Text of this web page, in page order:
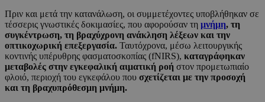
Πριν και μετά την κατανάλωση, οι συμμετέχοντες υποβλήθηκαν σε
τέσσερις γνωστικές δοκιμασίες, που αφορούσαν τη μνήμη, τη
συγκέντρωση, τη βραχύχρονη ανάκληση λέξεων και την
οπτικοχωρική επεξεργασία. Ταυτόχρονα, μέσω λειτουργικής
κοντινής υπέρυθρης φασματοσκοπίας (fNIRS), καταγράφηκαν
μεταβολές στην εγκεφαλική αιματική ροή στον προμετωπιαίο
φλοιό, περιοχή του εγκεφάλου που σχετίζεται με την προσοχή
και τη βραχυπρόθεσμη μνήμη.